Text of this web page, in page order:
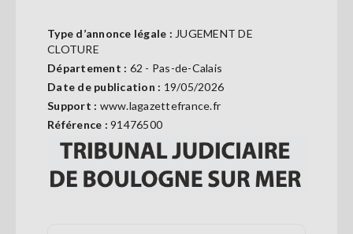
SERVICES
GAZETTE
Se
connecter
Type d’annonce légale : JUGEMENT DE
CLOTURE
Département : 62 - Pas-de-Calais
Date de publication : 19/05/2026
Support : www.lagazettefrance.fr
Référence : 91476500